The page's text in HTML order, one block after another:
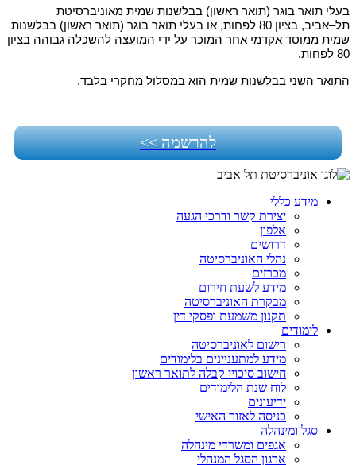
בעלי תואר בוגר (תואר ראשון) בבלשנות שמית מאוניברסיטת
תל–אביב, בציון 80 לפחות, או בעלי תואר בוגר (תואר ראשון) בבלשנות
שמית ממוסד אקדמי אחר המוכר על ידי המועצה להשכלה גבוהה בציון
80 לפחות.
התואר השני בבלשנות שמית הוא במסלול מחקרי בלבד.
להרשמה >>
מידע כללי
יצירת קשר ודרכי הגעה
אלפון
דרושים
נהלי האוניברסיטה
מכרזים
מידע לשעת חירום
מבקרת האוניברסיטה
תקנון משמעת ופסקי דין
לימודים
רישום לאוניברסיטה
מידע למתעניינים בלימודים
חישוב סיכויי קבלה לתואר ראשון
לוח שנת הלימודים
ידיעונים
כניסה לאזור האישי
סגל ומינהלה
אגפים ומשרדי מינהלה
ארגון הסגל המנהלי